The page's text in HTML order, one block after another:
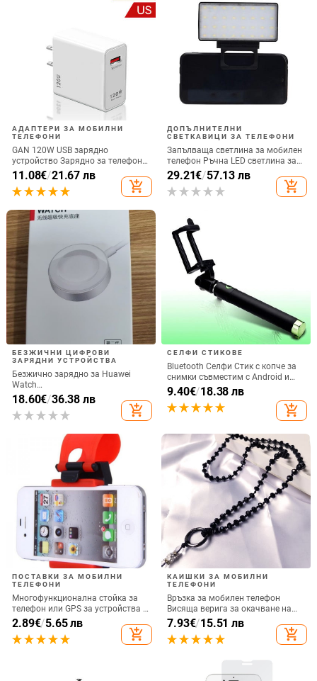
АДАПТЕРИ ЗА МОБИЛНИ
ТЕЛЕФОНИ
GAN 120W USB зарядно
устройство Зарядно за телефон
QC 5.0 4.0 3.0 Адаптер за бързо
зареждане за iPhone 14 13 12
Samsung Huawei realme usb
11.08€/21.67 лв
add_shopping_cart
ДОПЪЛНИТЕЛНИ
СВЕТКАВИЦИ ЗА ТЕЛЕФОНИ
Запълваща светлина за мобилен
телефон Ръчна LED светлина за
селфи излъчване на живо
Компютърна запълваща
светлина Видеоконференция
29.21€/57.13 лв
add_shopping_cart
БЕЗЖИЧНИ ЦИФРОВИ
ЗАРЯДНИ УСТРОЙСТВА
Безжично зарядно за Huawei
Watch
GT6/GT5/Watch5/Watch4/GT4 –
метален корпус, магнитно
зареждане, QC 3.0 бързо
18.60€/36.38 лв
add_shopping_cart
СЕЛФИ СТИКОВЕ
Bluetooth Селфи Стик с копче за
снимки съвместим с Android и
iOS- Черен/Зелен
9.40€/18.38 лв
add_shopping_cart
ПОСТАВКИ ЗА МОБИЛНИ
ТЕЛЕФОНИ
Многофункционална стойка за
телефон или GPS за устройства с
размери до 76мм / 4.8 инча
2.89€/5.65 лв
add_shopping_cart
КАИШКИ ЗА МОБИЛНИ
ТЕЛЕФОНИ
Връзка за мобилен телефон
Висяща верига за окачване на
врата Висулка Кристални
мъниста Ръчна изработка Анти-
загубено въже за каишка за
7.93€/15.51 лв
add_shopping_cart